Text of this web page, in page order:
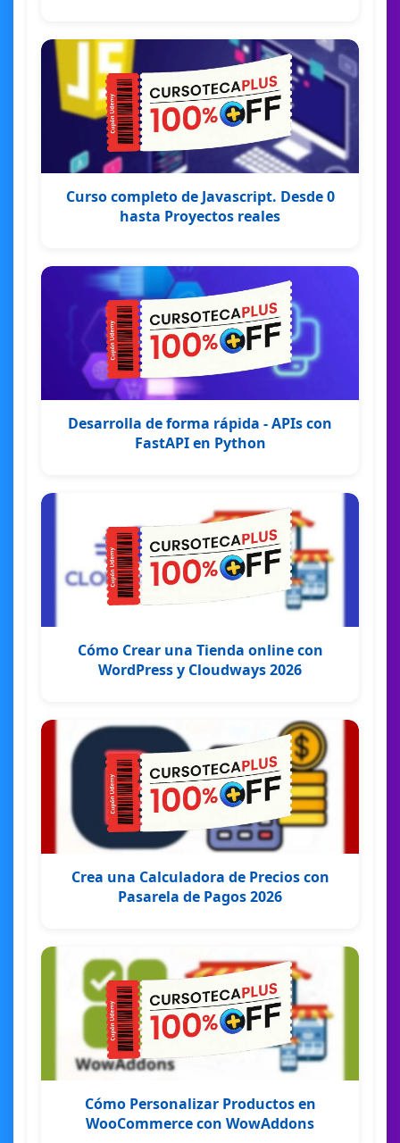
Curso completo de Javascript. Desde 0
hasta Proyectos reales
Desarrolla de forma rápida - APIs con
FastAPI en Python
Cómo Crear una Tienda online con
WordPress y Cloudways 2026
Crea una Calculadora de Precios con
Pasarela de Pagos 2026
Cómo Personalizar Productos en
WooCommerce con WowAddons